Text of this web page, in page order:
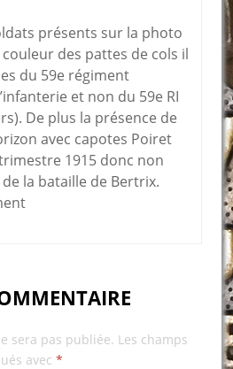
présents sur la photo
des pattes de cols il
du 59e régiment
et non du 59e RI
De plus la présence de
avec capotes Poiret
1915 donc non
la bataille de Bertrix.
sera pas publiée. Les champs
avec *